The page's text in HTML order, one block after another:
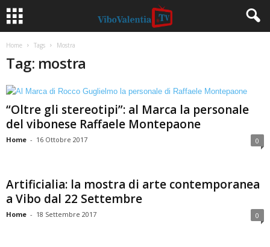
Home Tags Mostra
Tag: mostra
“Oltre gli stereotipi”: al Marca la personale
del vibonese Raffaele Montepaone
Home - 16 Ottobre 2017 0
Artificialia: la mostra di arte contemporanea
a Vibo dal 22 Settembre
Home - 18 Settembre 2017 0